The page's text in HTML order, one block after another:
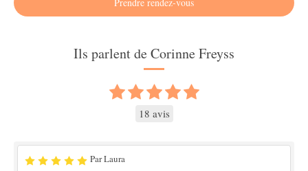
Ils parlent de Corinne Freyss
18 avis
Par Laura